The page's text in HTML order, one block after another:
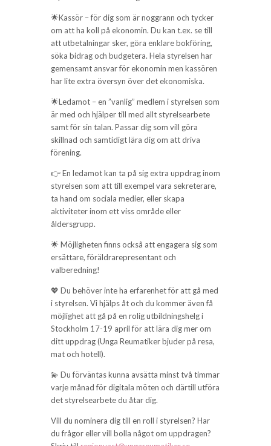
🌟Kassör – för dig som är noggrann och tycker
om att ha koll på ekonomin. Du kan t.ex. se till
att utbetalningar sker, göra enklare bokföring,
söka bidrag och budgetera. Hela styrelsen har
gemensamt ansvar för ekonomin men kassören
har lite extra översyn över det ekonomiska.
🌟Ledamot – en ”vanlig” medlem i styrelsen som
är med och hjälper till med allt styrelsearbete
samt för sin talan. Passar dig som vill göra
skillnad och samtidigt lära dig om att driva
förening.
👉 En ledamot kan ta på sig extra uppdrag inom
styrelsen som att till exempel vara sekreterare,
ta hand om sociala medier, eller skapa
aktiviteter inom ett viss område eller
åldersgrupp.
🌟 Möjligheten finns också att engagera sig som
ersättare, föräldrarepresentant och
valberedning!
💖 Du behöver inte ha erfarenhet för att gå med
i styrelsen. Vi hjälps åt och du kommer även få
möjlighet att gå på en rolig utbildningshelg i
Stockholm 17-19 april för att lära dig mer om
ditt uppdrag (Unga Reumatiker bjuder på resa,
mat och hotell).
💫 Du förväntas kunna avsätta minst två timmar
varje månad för digitala möten och därtill utföra
det styrelsearbete du åtar dig.
Vill du nominera dig till en roll i styrelsen? Har
du frågor eller vill bolla något om uppdragen?